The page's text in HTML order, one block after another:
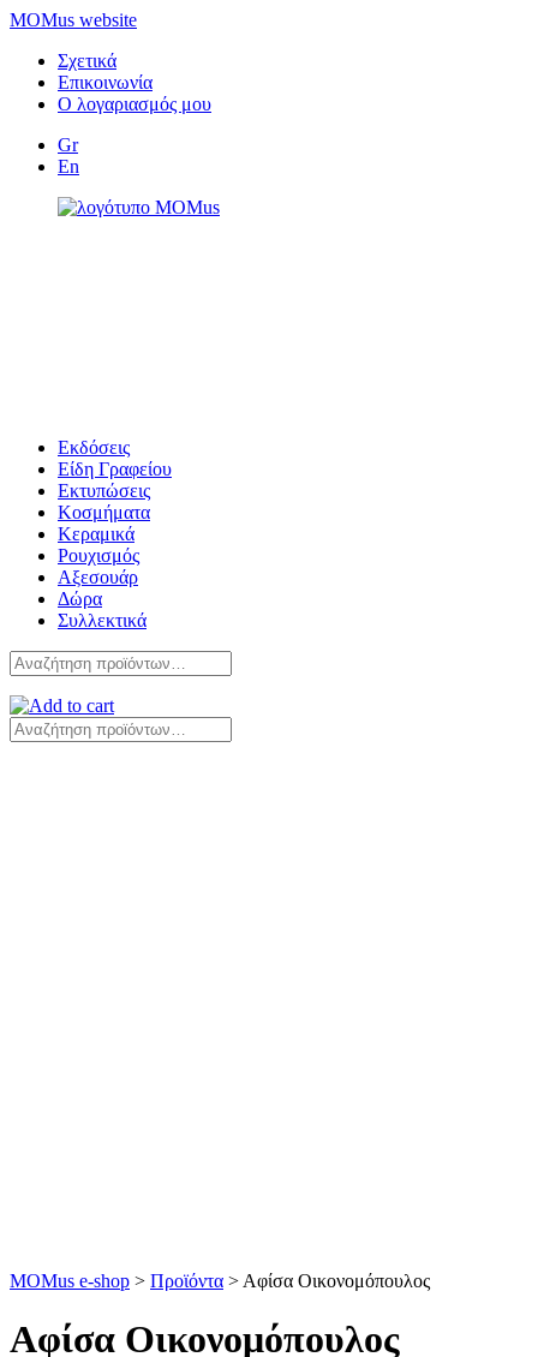
MOMus website
Σχετικά
Επικοινωνία
Ο λογαριασμός μου
Gr
En
Εκδόσεις
Είδη Γραφείου
Εκτυπώσεις
Κοσμήματα
Κεραμικά
Ρουχισμός
Αξεσουάρ
Δώρα
Συλλεκτικά
Αναζήτηση
για:
Αναζήτηση
για:
MOMus e-shop > Προϊόντα > Αφίσα Οικονομόπουλος
Αφίσα Οικονομόπουλος